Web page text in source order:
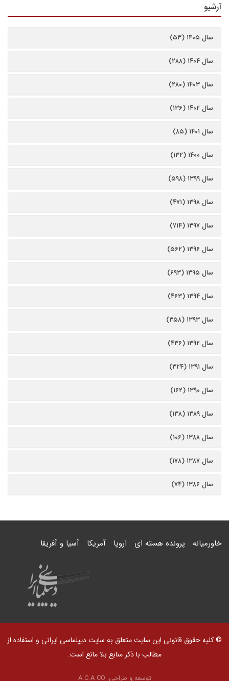
آرشیو
سال ۱۴۰۵ (۵۳)
سال ۱۴۰۴ (۲۸۸)
سال ۱۴۰۳ (۲۸۰)
سال ۱۴۰۲ (۱۳۶)
سال ۱۴۰۱ (۸۵)
سال ۱۴۰۰ (۱۳۲)
سال ۱۳۹۹ (۵۹۸)
سال ۱۳۹۸ (۴۷۱)
سال ۱۳۹۷ (۷۱۴)
سال ۱۳۹۶ (۵۶۲)
سال ۱۳۹۵ (۶۹۳)
سال ۱۳۹۴ (۴۶۳)
سال ۱۳۹۳ (۳۵۸)
سال ۱۳۹۲ (۴۳۶)
سال ۱۳۹۱ (۳۲۴)
سال ۱۳۹۰ (۱۶۲)
سال ۱۳۸۹ (۱۳۸)
سال ۱۳۸۸ (۱۰۶)
سال ۱۳۸۷ (۱۷۸)
سال ۱۳۸۶ (۷۴)
خاورمیانه پرونده هسته ای اروپا آمریکا آسیا و آفریقا
© کلیه حقوق قانونی این سایت متعلق به سایت دیپلماسی ایرانی و استفاده از
مطالب با ذکر منابع بلا مانع است.
توسعه و طراحی: A.C.A CO